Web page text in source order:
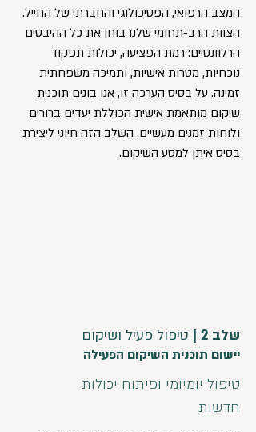
המצב הרפואי, הפסיכולוגי והחברתי של החייל.
הצוות הרב-תחומי שלנו בוחן את כל ההיבטים
הרלוונטיים: רמת הפציעה, יכולות תפקוד
נוכחיות, מטרות אישיות, ותמיכה משפחתית
זמינה. על בסיס הערכה זו, אנו בונים תוכנית
שיקום מותאמת אישית הכוללת יעדים ברורים
ולוחות זמנים מעשיים. השלב הזה חיוני ליצירת
בסיס איתן למסע השיקום.
שלב 2 | טיפול פעיל ושיקום
יישום תוכנית השיקום הפעילה
טיפול יומיומי ופיתוח יכולות
חדשות